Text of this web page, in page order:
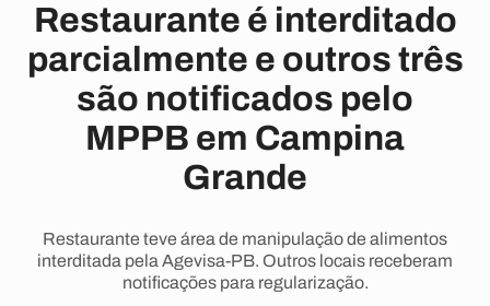
Restaurante é interditado
parcialmente e outros três
são notificados pelo
MPPB em Campina
Grande
Restaurante teve área de manipulação de alimentos
interditada pela Agevisa-PB. Outros locais receberam
notificações para regularização.